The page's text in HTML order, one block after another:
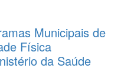
Municipais de
Física
da Saúde